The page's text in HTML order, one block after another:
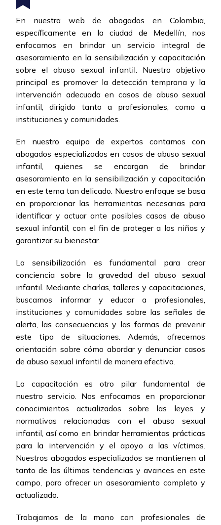
En nuestra web de abogados en Colombia,
específicamente en la ciudad de Medellín, nos
enfocamos en brindar un servicio integral de
asesoramiento en la sensibilización y capacitación
sobre el abuso sexual infantil. Nuestro objetivo
principal es promover la detección temprana y la
intervención adecuada en casos de abuso sexual
infantil, dirigido tanto a profesionales, como a
instituciones y comunidades.
En nuestro equipo de expertos contamos con
abogados especializados en casos de abuso sexual
infantil, quienes se encargan de brindar
asesoramiento en la sensibilización y capacitación
en este tema tan delicado. Nuestro enfoque se basa
en proporcionar las herramientas necesarias para
identificar y actuar ante posibles casos de abuso
sexual infantil, con el fin de proteger a los niños y
garantizar su bienestar.
La sensibilización es fundamental para crear
conciencia sobre la gravedad del abuso sexual
infantil. Mediante charlas, talleres y capacitaciones,
buscamos informar y educar a profesionales,
instituciones y comunidades sobre las señales de
alerta, las consecuencias y las formas de prevenir
este tipo de situaciones. Además, ofrecemos
orientación sobre cómo abordar y denunciar casos
de abuso sexual infantil de manera efectiva.
La capacitación es otro pilar fundamental de
nuestro servicio. Nos enfocamos en proporcionar
conocimientos actualizados sobre las leyes y
normativas relacionadas con el abuso sexual
infantil, así como en brindar herramientas prácticas
para la intervención y el apoyo a las víctimas.
Nuestros abogados especializados se mantienen al
tanto de las últimas tendencias y avances en este
campo, para ofrecer un asesoramiento completo y
actualizado.
Trabajamos de la mano con profesionales de